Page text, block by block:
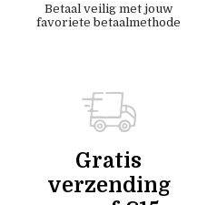
Betaal veilig met jouw
favoriete betaalmethode
Gratis
verzending